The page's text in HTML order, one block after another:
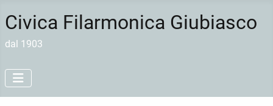
Civica Filarmonica Giubiasco
dal 1903